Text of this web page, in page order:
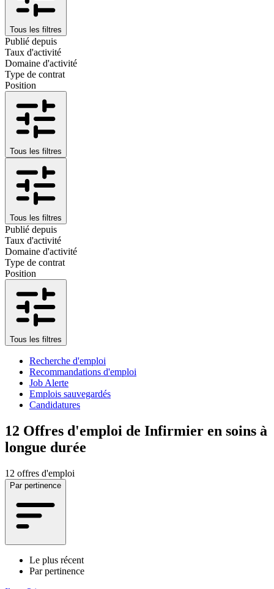
Tous les filtres
Publié depuis
Taux d'activité
Domaine d'activité
Type de contrat
Position
Tous les filtres
Tous les filtres
Publié depuis
Taux d'activité
Domaine d'activité
Type de contrat
Position
Tous les filtres
Recherche d'emploi
Recommandations d'emploi
Job Alerte
Emplois sauvegardés
Candidatures
12 Offres d'emploi de Infirmier en soins à
longue durée
12 offres d'emploi
Par pertinence
Le plus récent
Par pertinence